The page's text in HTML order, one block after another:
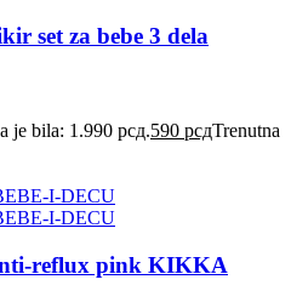
set za bebe 3 dela
je bila: 1.990 рсд.590 рсдTrenutna
reflux pink KIKKA